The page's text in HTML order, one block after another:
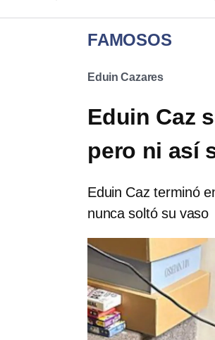
FAMOSOS
Eduin Cazares
Eduin Caz
pero ni así
Eduin Caz terminó
nunca soltó su vaso